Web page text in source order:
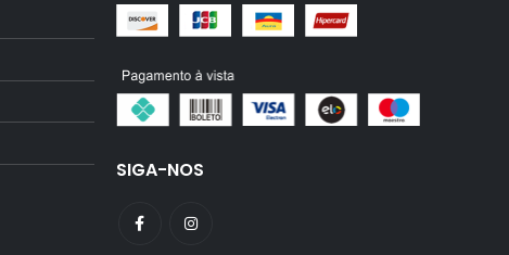
SIGA-NOS